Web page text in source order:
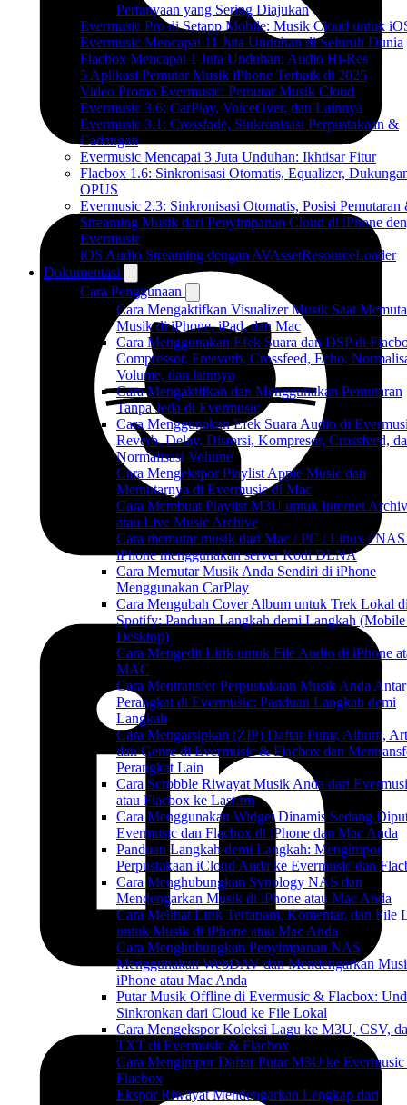
Pertanyaan yang Sering Diajukan
Evermusic Pro di Setapp Mobile: Musik Cloud untuk
Evermusic Mencapai 11 Juta Unduhan di Seluruh Dunia
Flacbox Mencapai 1 Juta Unduhan: Audio Hi-Res
5 Aplikasi Pemutar Musik iPhone Terbaik di 2025
Video Promo Evermusic: Pemutar Musik Cloud
Evermusic 3.6: CarPlay, VoiceOver, dan Lainnya
Evermusic 3.1: Crossfade, Sinkronisasi Perpustakaan &
Cadangan
Evermusic Mencapai 3 Juta Unduhan: Ikhtisar Fitur
Flacbox 1.6: Sinkronisasi Otomatis, Equalizer,
OPUS
Evermusic 2.3: Sinkronisasi Otomatis, Posisi Pemutaran
Streaming Musik dari Penyimpanan Cloud di iPhone
Evermusic
iOS Audio Streaming dengan AVAssetResourceLoader
Dokumentasi
Cara Penggunaan
Cara Mengaktifkan Visualizer Musik Saat
Musik di iPhone, iPad, dan Mac
Cara Menggunakan Efek Suara dan DSP di
Compressor, Freeverb, Crossfeed, Echo,
Volume, dan lainnya
Cara Mengaktifkan dan Menggunakan Pemutaran
Tanpa Jeda di Evermusic
Cara Menggunakan Efek Suara Audio di
Reverb, Delay, Distorsi, Kompresor, Crossfeed,
Normalisasi Volume
Cara Mengekspor Playlist Apple Music dan
Memutarnya di Evermusic di Mac
Cara Membuat Playlist M3U untuk Internet
atau Live Music Archive
Cara memutar musik dari Mac / PC / Linux /
iPhone menggunakan server Kodi DLNA
Cara Memutar Musik Anda Sendiri di iPhone
Menggunakan CarPlay
Cara Mengubah Cover Album untuk Trek Lokal
Spotify: Panduan Langkah demi Langkah
Desktop)
Cara Mengedit Lirik untuk File Audio di iPhone
MAC
Cara Mentransfer Perpustakaan Musik Anda Antar
Perangkat di Evermusic: Panduan Langkah demi
Langkah
Cara Mengarsipkan (ZIP) Daftar Putar, Album,
dan Genre di Evermusic & Flacbox dan
Perangkat Lain
Cara Scrobble Riwayat Musik Anda dari
atau Flacbox ke Last.fm
Cara Menggunakan Widget Dinamis Sedang
Evermusic dan Flacbox di iPhone dan Mac Anda
Panduan Langkah demi Langkah: Mengimpor
Perpustakaan iCloud Anda ke Evermusic dan
Cara Menghubungkan Synology NAS dan
Mendengarkan Musik di iPhone atau Mac Anda
Cara Melihat Lirik Tertanam, Komentar, dan File
untuk Musik di iPhone atau Mac Anda
Cara Menghubungkan Penyimpanan NAS
Menggunakan WebDAV dan Mendengarkan
iPhone atau Mac Anda
Putar Musik Offline di Evermusic & Flacbox:
Sinkronkan dari Cloud ke File Lokal
Cara Mengekspor Koleksi Lagu ke M3U, CSV,
TXT di Evermusic & Flacbox
Cara Mengimpor Daftar Putar M3U ke Evermusic
Flacbox
Ekspor Riwayat Mendengarkan Lengkap dari